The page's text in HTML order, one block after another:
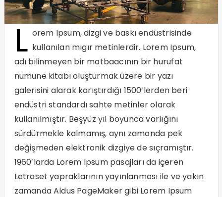
L orem Ipsum, dizgi ve baskı endüstrisinde
kullanılan mıgır metinlerdir. Lorem Ipsum,
adı bilinmeyen bir matbaacının bir hurufat
numune kitabı oluşturmak üzere bir yazı
galerisini alarak karıştırdığı 1500’lerden beri
endüstri standardı sahte metinler olarak
kullanılmıştır. Beşyüz yıl boyunca varlığını
sürdürmekle kalmamış, aynı zamanda pek
değişmeden elektronik dizgiye de sıçramıştır.
1960’larda Lorem Ipsum pasajları da içeren
Letraset yapraklarının yayınlanması ile ve yakın
zamanda Aldus PageMaker gibi Lorem Ipsum